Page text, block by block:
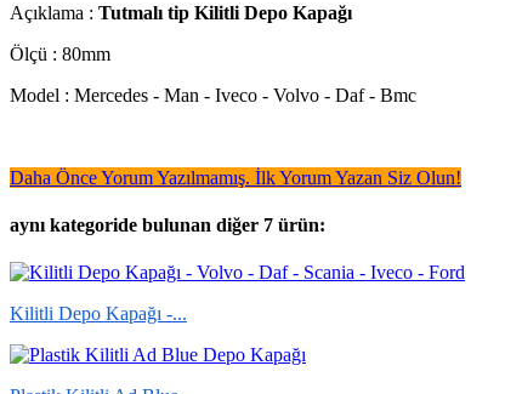
Açıklama : Tutmalı tip Kilitli Depo Kapağı
Ölçü : 80mm
Model : Mercedes - Man - Iveco - Volvo - Daf - Bmc
Daha Önce Yorum Yazılmamış. İlk Yorum Yazan Siz Olun!
aynı kategoride bulunan diğer 7 ürün:
Kilitli Depo Kapağı -...